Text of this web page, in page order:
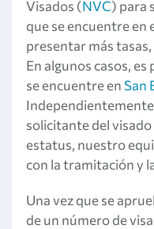
Visados (NVC) para
que se encuentre en
presentar más
En algunos casos,
se encuentre en San
solicitante del
estatus, nuestro
con la tramitación y
Una vez que se
de un número de